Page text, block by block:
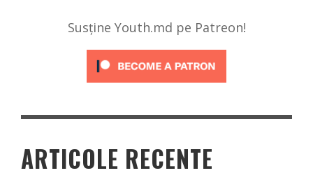
Susține Youth.md pe Patreon!
ARTICOLE RECENTE